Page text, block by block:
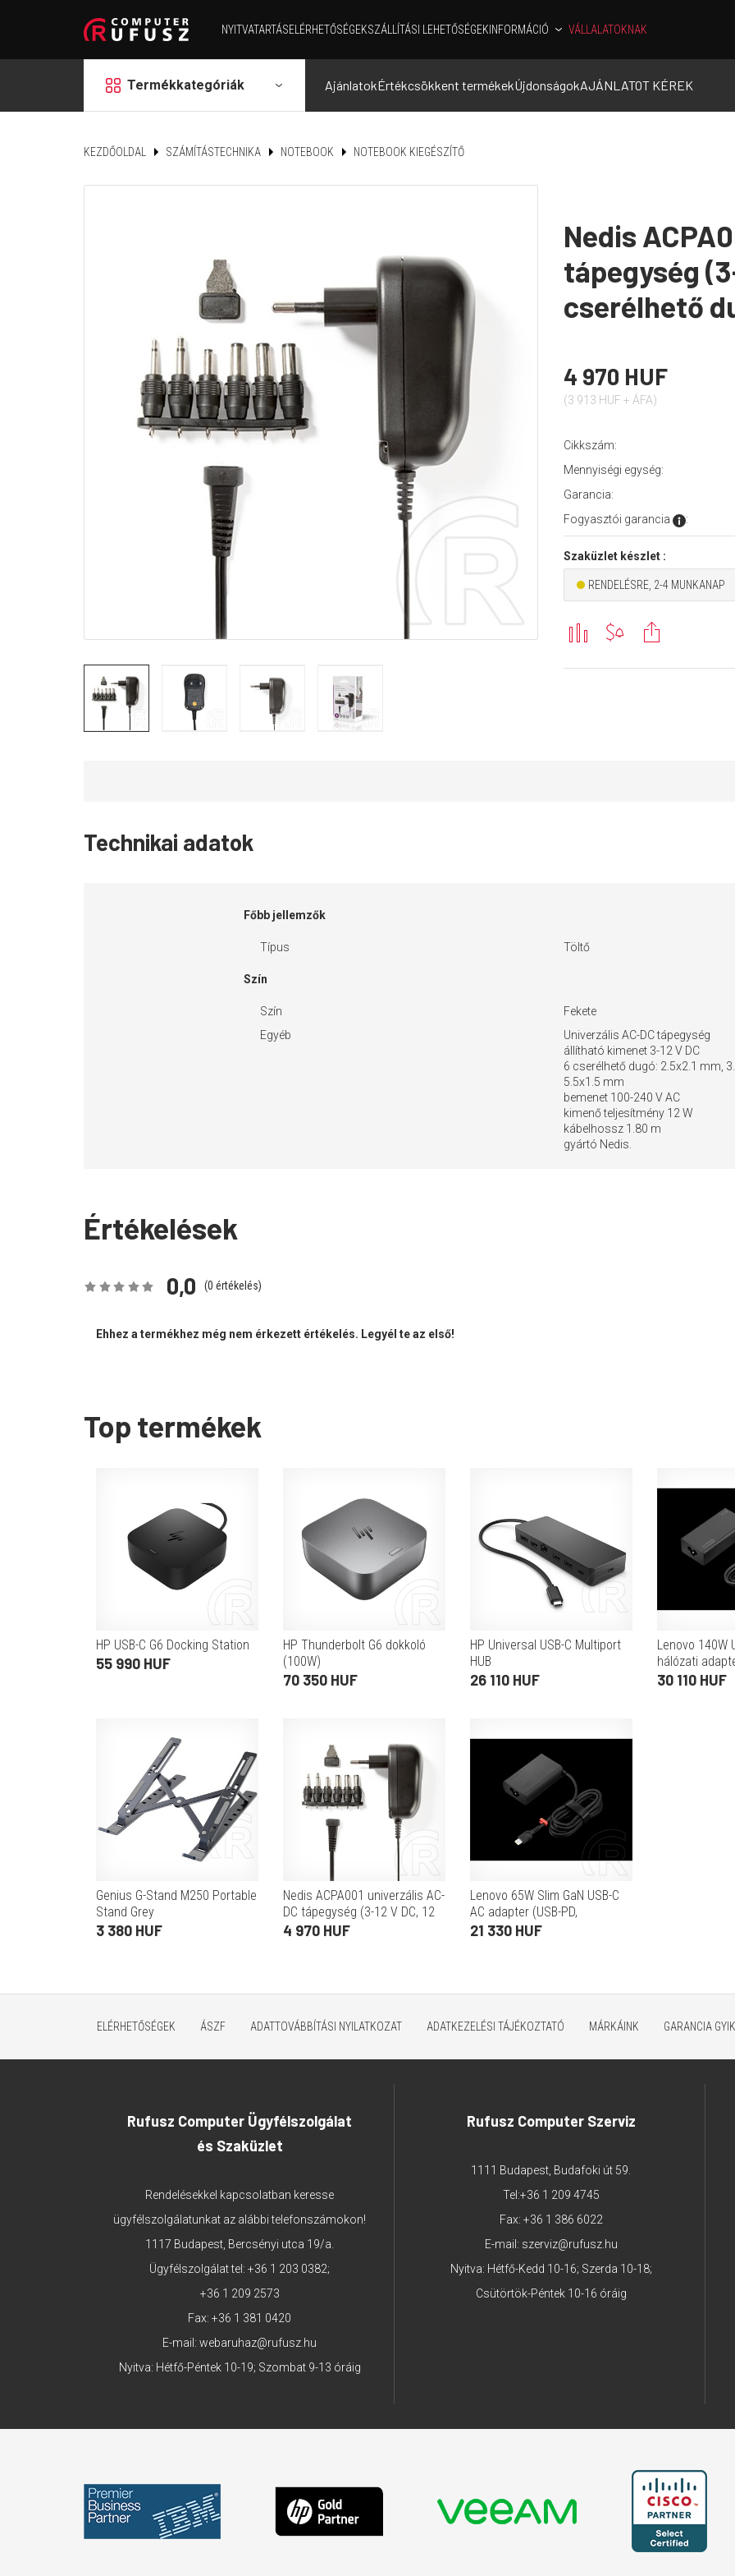
NYITVATARTÁSELÉRHETŐSÉGEKSZÁLLÍTÁSI LEHETŐSÉGEKINFORMÁCIÓ VÁLLALATOKNAK
grid Termékkategóriák AjánlatokÉrtékcsökkent termékekÚjdonságokAJÁNLATOT KÉREK
KEZDŐOLDAL SZÁMÍTÁSTECHNIKA NOTEBOOK NOTEBOOK KIEGÉSZÍTŐ
Nedis
tápegység
cserélhető
4 970 HUF
(3 913 HUF + ÁFA)
Cikkszám:
Mennyiségi egység:
Garancia:
Fogyasztói garancia
:
Szaküzlet készlet :
RENDELÉSRE, 2-4 MUNKANAP
Technikai adatok
Főbb jellemzők
Típus Töltő
Szín
Szín
Fekete
Egyéb
Univerzális AC-DC tápegység
állítható kimenet 3-12 V DC
6 cserélhető dugó: 2.5x2.1 mm,
5.5x1.5 mm
bemenet 100-240 V AC
kimenő teljesítmény 12 W
kábelhossz 1.80 m
gyártó Nedis.
Értékelések
0,0 (0 értékelés)
Ehhez a termékhez még nem érkezett értékelés. Legyél te az első!
Top termékek
HP USB-C G6 Docking Station
55 990 HUF
HP Thunderbolt G6 dokkoló
(100W)
70 350 HUF
HP Universal USB-C Multiport
HUB
26 110 HUF
Lenovo 140W
hálózati
28V/5A, fekete)
30 110 HUF
Genius G-Stand M250 Portable
Stand Grey
3 380 HUF
Nedis ACPA001 univerzális AC-
DC tápegység (3-12 V DC, 12
W, 6 cserélhető dugó, 1,8 m,
4 970 HUF
Lenovo 65W Slim GaN USB-C
AC adapter (USB-PD,
20V/3,25A, 100-240V 50-60Hz,
21 330 HUF
ELÉRHETŐSÉGEK ÁSZF ADATTOVÁBBÍTÁSI NYILATKOZAT ADATKEZELÉSI TÁJÉKOZTATÓ MÁRKÁINK GARANCIA GYIK
Rufusz Computer Ügyfélszolgálat
és Szaküzlet
Rendelésekkel kapcsolatban keresse
ügyfélszolgálatunkat az alábbi telefonszámokon!
1117 Budapest, Bercsényi utca 19/a.
Ügyfélszolgálat tel:+36 1 203 0382;
+36 1 209 2573
Fax: +36 1 381 0420
E-mail:webaruhaz@rufusz.hu
Nyitva: Hétfő-Péntek 10-19; Szombat 9-13 óráig
Rufusz Computer Szerviz
1111 Budapest, Budafoki út 59.
Tel:+36 1 209 4745
Fax: +36 1 386 6022
E-mail: szerviz@rufusz.hu
Nyitva: Hétfő-Kedd 10-16; Szerda 10-18;
Csütörtök-Péntek 10-16 óráig